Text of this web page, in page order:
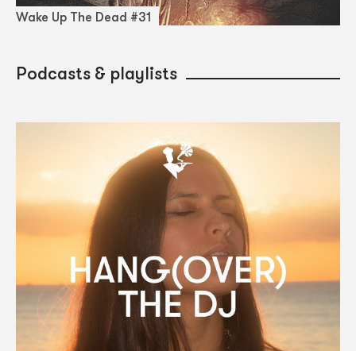
Wake Up The Dead #31
Podcasts & playlists